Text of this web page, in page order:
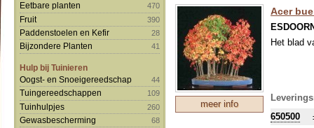
Eetbare planten
470
Fruit 390
Paddenstoelen en Kefir 28
Bijzondere Planten 41
Hulp bij Tuinieren
Oogst- en Snoeigereedschap
44
Tuingereedschappen 109
Tuinhulpjes 260
Gewasbescherming 68
meer info
Acer
Het blad
650500